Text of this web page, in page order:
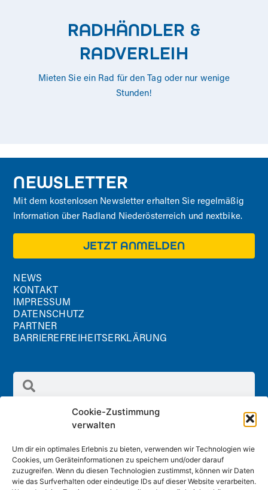
Cookie-Zustimmung
verwalten
Um dir ein optimales Erlebnis zu bieten, verwenden wir Technologien wie
Cookies, um Geräteinformationen zu speichern und/oder darauf
zuzugreifen. Wenn du diesen Technologien zustimmst, können wir Daten
wie das Surfverhalten oder eindeutige IDs auf dieser Website verarbeiten.
RADHÄNDLER &
RADVERLEIH
Mieten Sie ein Rad für den Tag oder nur wenige
Stunden!
NEWSLETTER
Mit dem kostenlosen Newsletter erhalten Sie regelmäßig
Information über Radland Niederösterreich und nextbike.
JETZT ANMELDEN
NEWS
KONTAKT
IMPRESSUM
DATENSCHUTZ
PARTNER
BARRIEREFREIHEITSERKLÄRUNG
Radland GmbH
Schreinergasse 2/1.Stock, 3100 St. Pölten